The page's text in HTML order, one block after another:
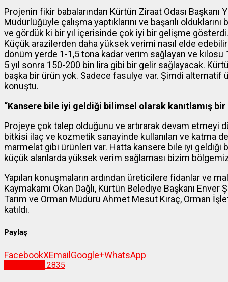
Projenin fikir babalarından Kürtün Ziraat Odası Başkanı
Müdürlüğüyle çalışma yaptıklarını ve başarılı
ve gördük ki bir yıl içerisinde çok iyi bir gelişme
Küçük arazilerden daha yüksek verimi nasıl elde
dönüm yerde 1-1,5 tona kadar verim sağlayan ve kilosu
5 yıl sonra 150-200 bin lira gibi bir gelir sağlayacak.
başka bir ürün yok. Sadece fasulye var. Şimdi alternatif
konuştu.
“Kansere bile iyi geldiği bilimsel olarak kanıtlamış bir
Projeye çok talep olduğunu ve artırarak devam etmeyi
bitkisi ilaç ve kozmetik sanayinde kullanılan ve katma
marmelat gibi ürünleri var. Hatta kansere bile iyi geldiği
küçük alanlarda yüksek verim sağlaması bizim
Yapılan konuşmaların ardından üreticilere fidanlar ve
Kaymakamı Okan Dağlı, Kürtün Belediye Başkanı
Tarım ve Orman Müdürü Ahmet Mesut Kıraç, Orman
katıldı.
Paylaş
FacebookXEmailGoogle+WhatsApp
2835